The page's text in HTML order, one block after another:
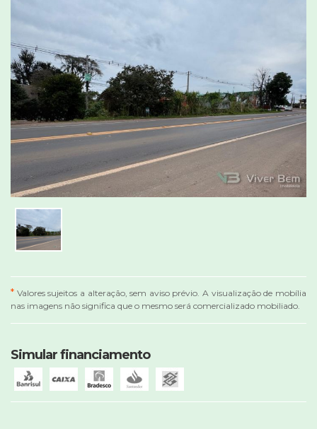
* Valores sujeitos a alteração, sem aviso prévio. A visualização de mobília
nas imagens não significa que o mesmo será comercializado mobiliado.
Simular financiamento